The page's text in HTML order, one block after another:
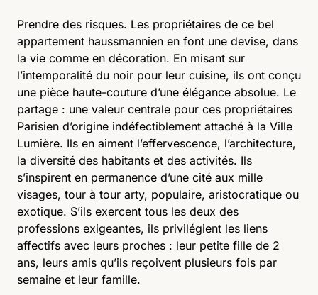
Prendre des risques. Les propriétaires de ce bel
appartement haussmannien en font une devise, dans
la vie comme en décoration. En misant sur
l’intemporalité du noir pour leur cuisine, ils ont conçu
une pièce haute-couture d’une élégance absolue. Le
partage : une valeur centrale pour ces propriétaires
Parisien d’origine indéfectiblement attaché à la Ville
Lumière. Ils en aiment l’effervescence, l’architecture,
la diversité des habitants et des activités. Ils
s’inspirent en permanence d’une cité aux mille
visages, tour à tour arty, populaire, aristocratique ou
exotique. S’ils exercent tous les deux des
professions exigeantes, ils privilégient les liens
affectifs avec leurs proches : leur petite fille de 2
ans, leurs amis qu’ils reçoivent plusieurs fois par
semaine et leur famille.